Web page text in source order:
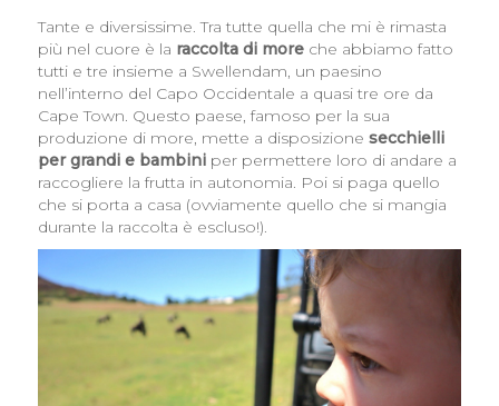
Tante e diversissime. Tra tutte quella che mi è rimasta
più nel cuore è la raccolta di moreche abbiamo fatto
tutti e tre insieme a Swellendam, un paesino
nell’interno del Capo Occidentale a quasi tre ore da
Cape Town. Questo paese, famoso per la sua
produzione di more, mette a disposizione secchielli
per grandi e bambiniper permettere loro di andare a
raccogliere la frutta in autonomia. Poi si paga quello
che si porta a casa (ovviamente quello che si mangia
durante la raccolta è escluso!).